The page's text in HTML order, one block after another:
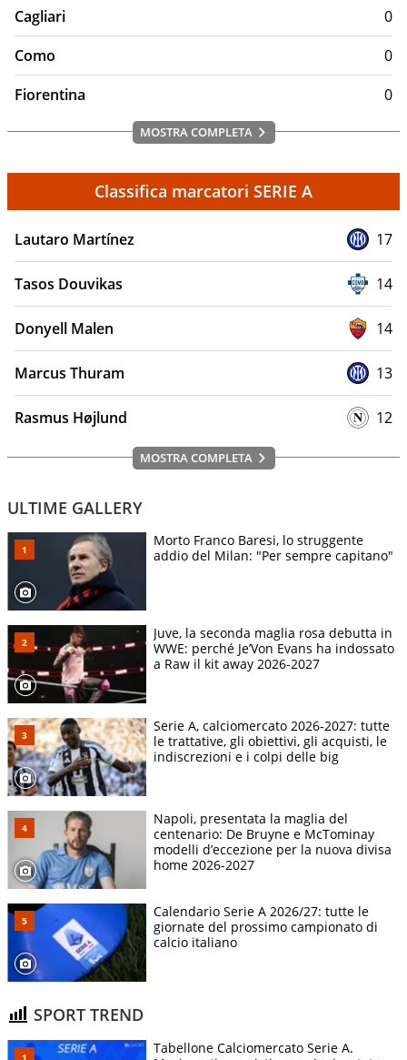
Cagliari
0
Como
0
Fiorentina
0
MOSTRA COMPLETA
Classifica marcatori SERIE A
Lautaro Martínez 17
Tasos Douvikas 14
Donyell Malen 14
Marcus Thuram 13
Rasmus Højlund 12
MOSTRA COMPLETA
ULTIME GALLERY
Morto Franco Baresi, lo struggente
addio del Milan: "Per sempre capitano"
Juve, la seconda maglia rosa debutta in
WWE: perché Je’Von Evans ha indossato
a Raw il kit away 2026-2027
Serie A, calciomercato 2026-2027: tutte
le trattative, gli obiettivi, gli acquisti, le
indiscrezioni e i colpi delle big
Napoli, presentata la maglia del
centenario: De Bruyne e McTominay
modelli d’eccezione per la nuova divisa
home 2026-2027
Calendario Serie A 2026/27: tutte le
giornate del prossimo campionato di
calcio italiano
SPORT TREND
Tabellone Calciomercato Serie A.